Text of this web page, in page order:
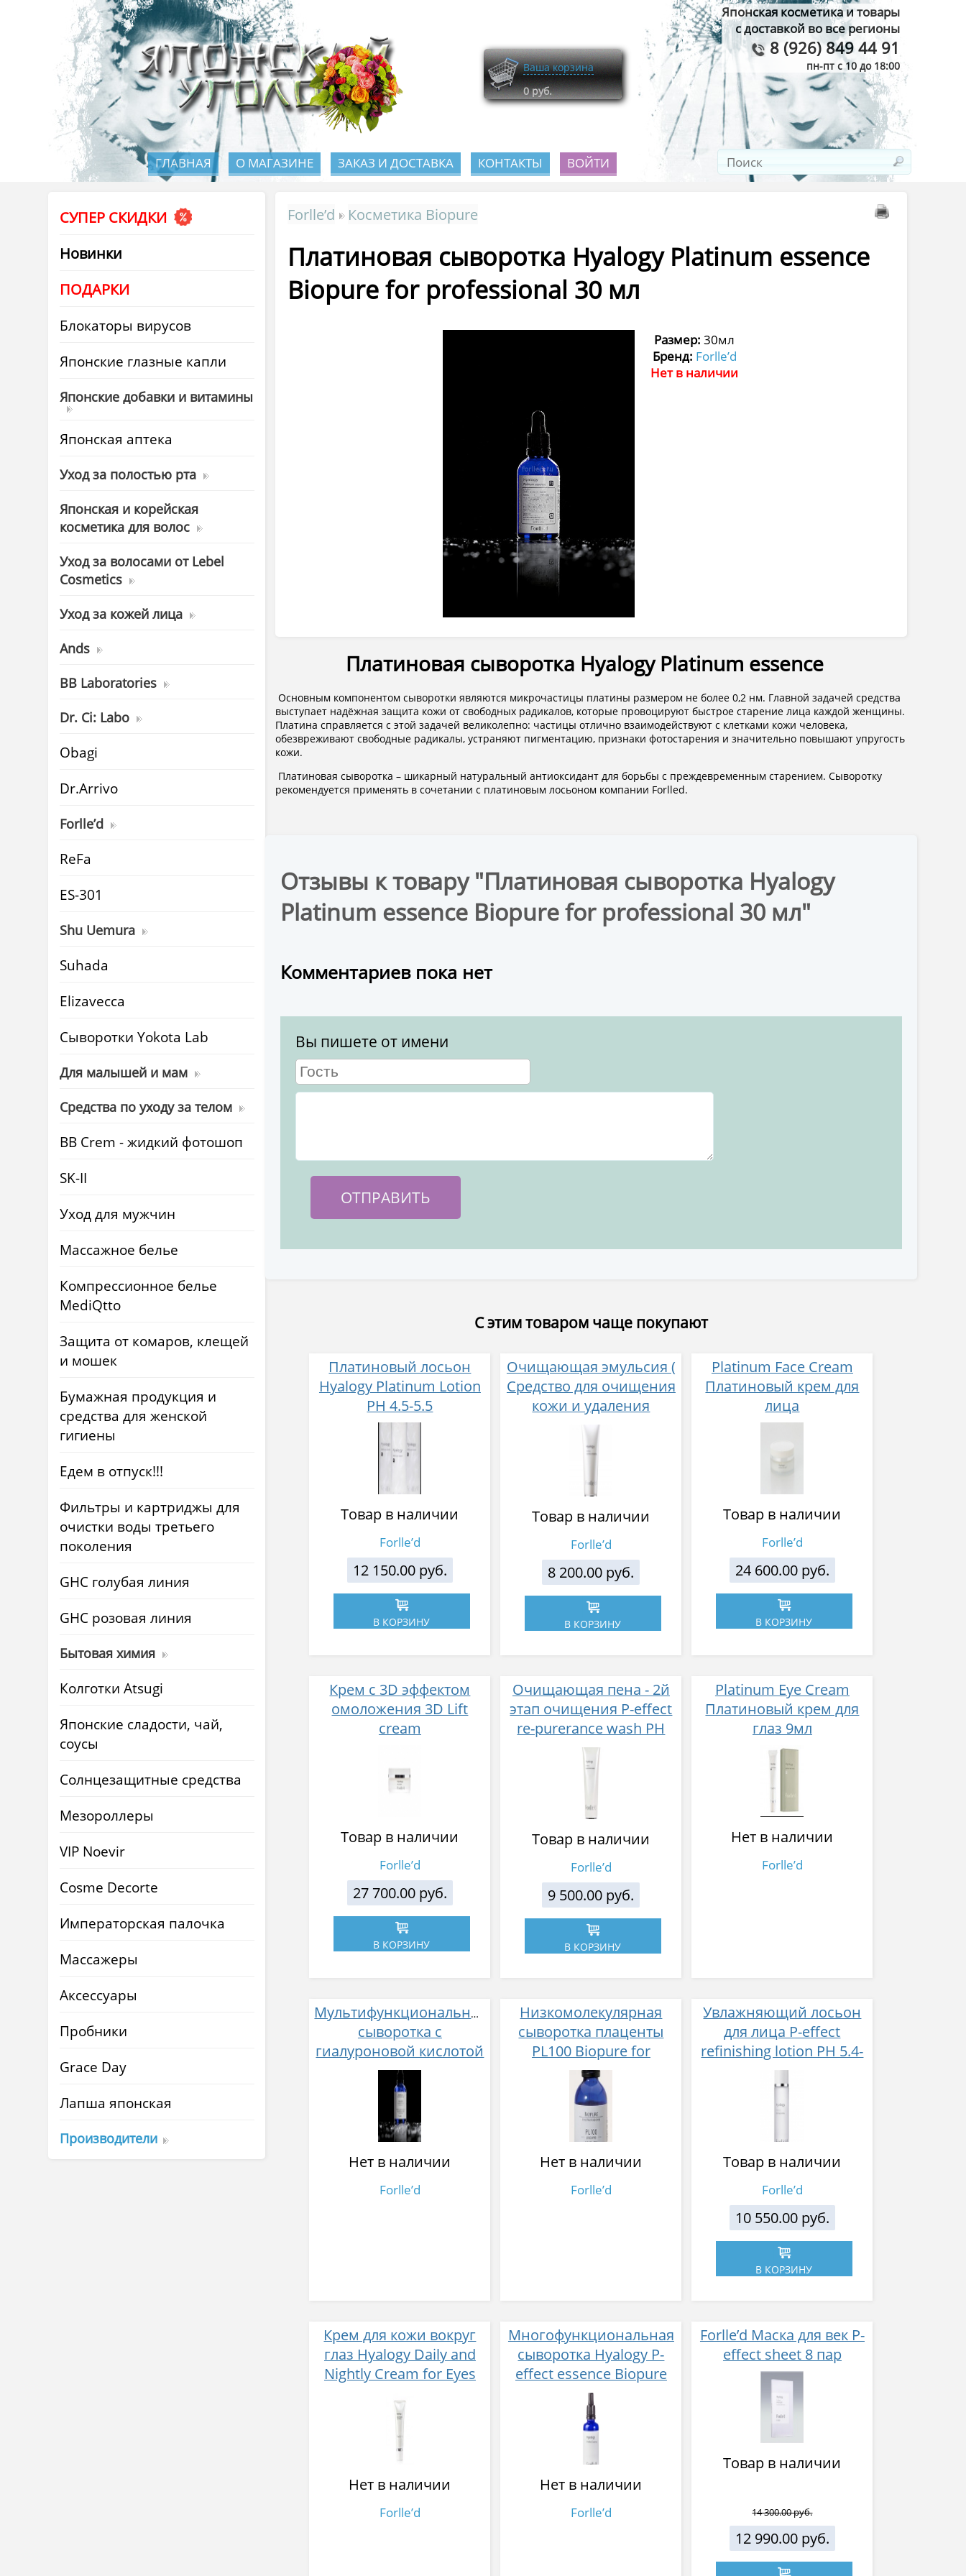
Японская косметика и товары
с доставкой во все регионы
8 (926) 849 44 91
пн-пт с 10 до 18:00
Ваша корзина
0 руб.
ГЛАВНАЯ О МАГАЗИНЕ ЗАКАЗ И ДОСТАВКА КОНТАКТЫ ВОЙТИ
СУПЕР СКИДКИ
Новинки
ПОДАРКИ
Блокаторы вирусов
Японские глазные капли
Японские добавки и витамины
Японская аптека
Уход за полостью рта
Японская и корейская
косметика для волос
Уход за волосами от Lebel
Cosmetics
Уход за кожей лица
Ands
BB Laboratories
Dr. Ci: Labo
Obagi
Dr.Arrivo
Forlle’d
ReFa
ES-301
Shu Uemura
Suhada
Elizavecca
Cыворотки Yokota Lab
Для малышей и мам
Средства по уходу за телом
BB Crem - жидкий фотошоп
SK-II
Уход для мужчин
Массажное белье
Компрессионное белье
MediQtto
Защита от комаров, клещей
и мошек
Бумажная продукция и
средства для женской
гигиены
Едем в отпуск!!!
Фильтры и картриджы для
очистки воды третьего
поколения
GHC голубая линия
GHC розовая линия
Бытовая химия
Колготки Atsugi
Японские сладости, чай,
соусы
Солнцезащитные средства
Мезороллеры
VIP Noevir
Cosme Decorte
Императорская палочка
Массажеры
Аксессуары
Пробники
Grace Day
Лапша японская
Производители
Forlle’d Косметика Biopure
Платиновая сыворотка Hyalogy Platinum essence
Biopure for professional 30 мл
Размер: 30мл
Бренд: Forlle’d
Нет в наличии
Платиновая сыворотка Hyalogy Platinum essence
Основным компонентом сыворотки являются микрочастицы платины размером не более 0,2 нм. Главной задачей средства
выступает надёжная защита кожи от свободных радикалов, которые провоцируют быстрое старение лица каждой женщины.
Платина справляется с этой задачей великолепно: частицы отлично взаимодействуют с клетками кожи человека,
обезвреживают свободные радикалы, устраняют пигментацию, признаки фотостарения и значительно повышают упругость
кожи.
Платиновая сыворотка – шикарный натуральный антиоксидант для борьбы с преждевременным старением. Сыворотку
рекомендуется применять в сочетании с платиновым лосьоном компании Forlled.
Отзывы к товару "Платиновая сыворотка Hyalogy
Platinum essence Biopure for professional 30 мл"
Комментариев пока нет
Вы пишете от имени
С этим товаром чаще покупают
Платиновый лосьон
Hyalogy Platinum Lotion
РН 4.5-5.5
Товар в наличии
Forlle’d
12 150.00 руб.
В КОРЗИНУ
Очищающая эмульсия (
Средство для очищения
кожи и удаления
макияжа )-1-й этап
очищения
Товар в наличии
Forlle’d
8 200.00 руб.
В КОРЗИНУ
Platinum Face Cream
Платиновый крем для
лица
Товар в наличии
Forlle’d
24 600.00 руб.
В КОРЗИНУ
Крем с 3D эффектом
омоложения 3D Lift
cream
Товар в наличии
Forlle’d
27 700.00 руб.
В КОРЗИНУ
Очищающая пена - 2й
этап очищения P-effect
re-purerance wash РН
9.0-11.0
Товар в наличии
Forlle’d
9 500.00 руб.
В КОРЗИНУ
Platinum Eye Cream
Платиновый крем для
глаз 9мл
Нет в наличии
Forlle’d
Мультифункциональная
сыворотка с
гиалуроновой кислотой
НА 100 Biopure for
professional HA 100 15
мл
Нет в наличии
Forlle’d
Низкомолекулярная
сыворотка плаценты
PL100 Biopure for
professional 15мл
Нет в наличии
Forlle’d
Увлажняющий лосьон
для лица P-effect
refinishing lotion РН 5.4-
6.4
Товар в наличии
Forlle’d
10 550.00 руб.
В КОРЗИНУ
Крем для кожи вокруг
глаз Hyalogy Daily and
Nightly Cream for Eyes
Нет в наличии
Forlle’d
Многофункциональная
сыворотка Hyalogy P-
effect essence Biopure
for professional 50 мл
Нет в наличии
Forlle’d
Forlle’d Маска для век P-
effect sheet 8 пар
Товар в наличии
14 300.00 руб.
12 990.00 руб.